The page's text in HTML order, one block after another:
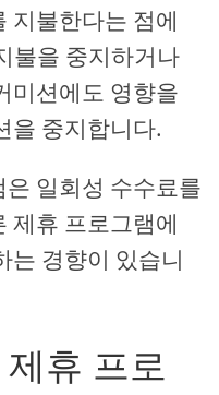
지불한다는 점에
불을 중지하거나
미션에도 영향을
을 중지합니다.
일회성 수수료를
제휴 프로그램에
는 경향이 있습니
휴 프로